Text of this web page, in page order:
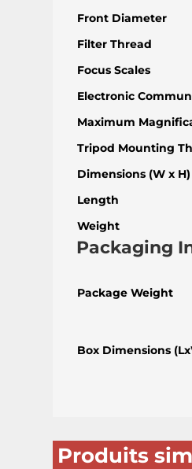
Front Diameter
Filter Thread
Focus Scales
Electronic
Maximum
Tripod Mounting
Dimensions (W x H)
Length
Weight
Packaging
Package Weight
Box Dimensions
Produits